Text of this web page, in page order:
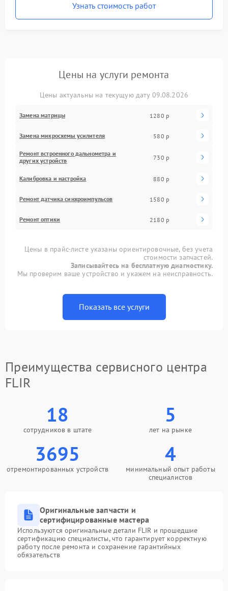
Узнать стоимость работ
Цены на услуги ремонта
Цены актуальны на текущую дату 09.08.2026
Замена матрицы 1280 р
Замена микросхемы усилителя 580 р
Ремонт встроенного дальнометра и
других устройств
730 р
Калибровка и настройка 880 р
Ремонт датчика синхроимпульсов 1580 р
Ремонт оптики 2180 р
Цены в прайс-листе указаны ориентировочные, без учета
стоимости запчастей.
Записывайтесь на бесплатную диагностику.
Мы проверим ваше устройство и укажем на неисправность.
Показать все услуги
Преимущества сервисного центра
FLIR
18
сотрудников в штате
5
лет на рынке
3695
отремонтированных устройств
4
минимальный опыт работы
специалистов
Оригинальные запчасти и
сертифицированные мастера
Используются оригинальные детали FLIR и прошедшие
сертификацию специалисты, что гарантирует корректную
работу после ремонта и сохранение гарантийных
обязательств